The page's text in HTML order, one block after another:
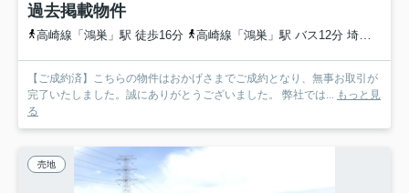
過去掲載物件
高崎線「鴻巣」駅 徒歩16分 高崎線「鴻巣」駅 バス12分 埼玉県鴻巣市「宮前原」 停歩3分
【ご成約済】こちらの物件はおかげさまでご成約となり、無事お取引が
完了いたしました。誠にありがとうございました。 弊社では...
もっと見
る
売地